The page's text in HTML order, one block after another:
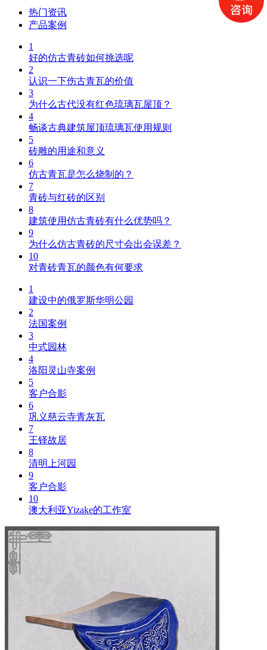
热门资讯
产品案例
1
好的仿古青砖如何挑选呢
2
认识一下伤古青瓦的价值
3
为什么古代没有红色琉璃瓦屋顶？
4
畅谈古典建筑屋顶琉璃瓦使用规则
5
砖雕的用途和意义
6
仿古青瓦是怎么烧制的？
7
青砖与红砖的区别
8
建筑使用仿古青砖有什么优势吗？
9
为什么仿古青砖的尺寸会出会误差？
10
对青砖青瓦的颜色有何要求
1
建设中的俄罗斯华明公园
2
法国案例
3
中式园林
4
洛阳灵山寺案例
5
客户合影
6
巩义慈云寺青灰瓦
7
王铎故居
8
清明上河园
9
客户合影
10
澳大利亚Yizake的工作室